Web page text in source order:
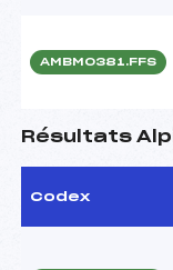
AMBM0381.FFS
Résultats
Codex